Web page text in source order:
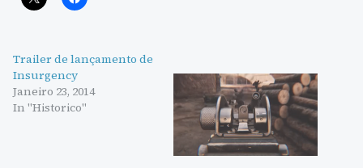
Trailer de lançamento de
Insurgency
Janeiro 23, 2014
In "Historico"